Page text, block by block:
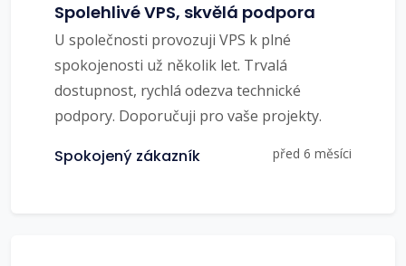
Spolehlivé VPS, skvělá podpora
U společnosti provozuji VPS k plné
spokojenosti už několik let. Trvalá
dostupnost, rychlá odezva technické
podpory. Doporučuji pro vaše projekty.
Spokojený zákazník před 6 měsíci